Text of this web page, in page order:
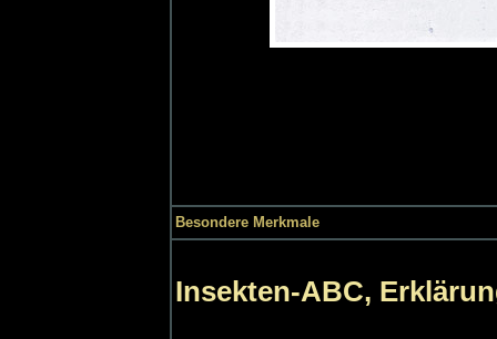
Besondere Merkmale
Insekten-ABC,